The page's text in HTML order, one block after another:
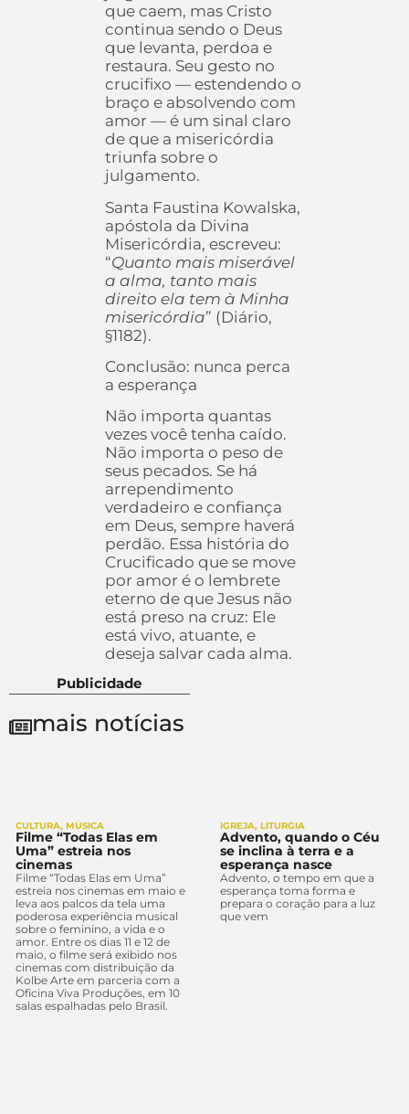
que caem, mas Cristo
continua sendo o Deus
que levanta, perdoa e
restaura. Seu gesto no
crucifixo — estendendo o
braço e absolvendo com
amor — é um sinal claro
de que a misericórdia
triunfa sobre o
julgamento.
Santa Faustina Kowalska,
apóstola da Divina
Misericórdia, escreveu:
“Quanto mais miserável
a alma, tanto mais
direito ela tem à Minha
misericórdia” (Diário,
§1182).
Conclusão: nunca perca
a esperança
Não importa quantas
vezes você tenha caído.
Não importa o peso de
seus pecados. Se há
arrependimento
verdadeiro e confiança
em Deus, sempre haverá
perdão. Essa história do
Crucificado que se move
por amor é o lembrete
eterno de que Jesus não
está preso na cruz: Ele
está vivo, atuante, e
deseja salvar cada alma.
Publicidade
mais notícias
CULTURA, MÚSICA
Filme “Todas Elas em
Uma” estreia nos
cinemas
Filme “Todas Elas em Uma”
estreia nos cinemas em maio e
leva aos palcos da tela uma
poderosa experiência musical
sobre o feminino, a vida e o
amor. Entre os dias 11 e 12 de
maio, o filme será exibido nos
cinemas com distribuição da
Kolbe Arte em parceria com a
Oficina Viva Produções, em 10
salas espalhadas pelo Brasil.
IGREJA, LITURGIA
Advento, quando o Céu
se inclina à terra e a
esperança nasce
Advento, o tempo em que a
esperança toma forma e
prepara o coração para a luz
que vem